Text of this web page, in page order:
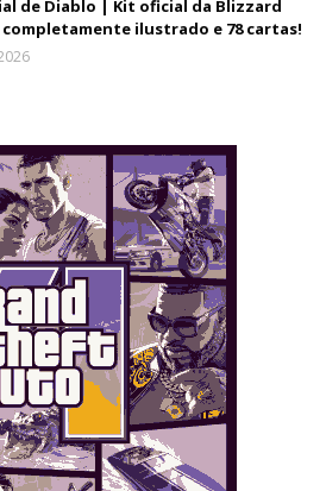
de Diablo | Kit oficial da Blizzard
ilustrado e 78 cartas!